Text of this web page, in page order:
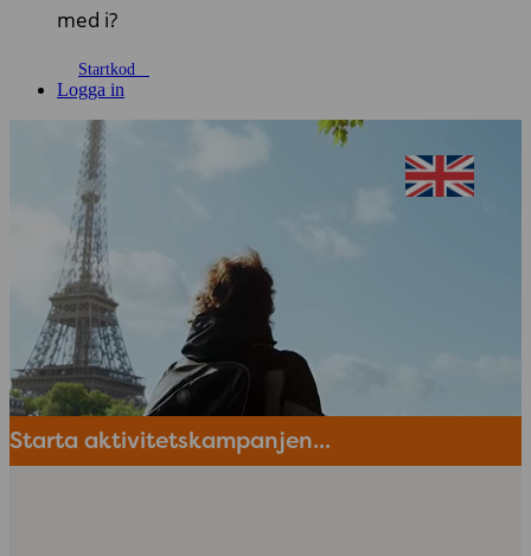
med i?
Startkod
Logga in
Starta aktivitetskampanjen...